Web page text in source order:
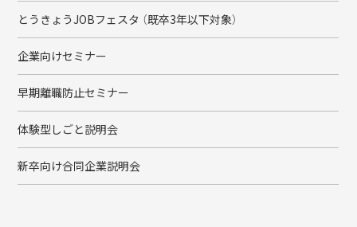
とうきょうJOBフェスタ （既卒3年以下対象）
企業向けセミナー
早期離職防止セミナー
体験型しごと説明会
新卒向け合同企業説明会